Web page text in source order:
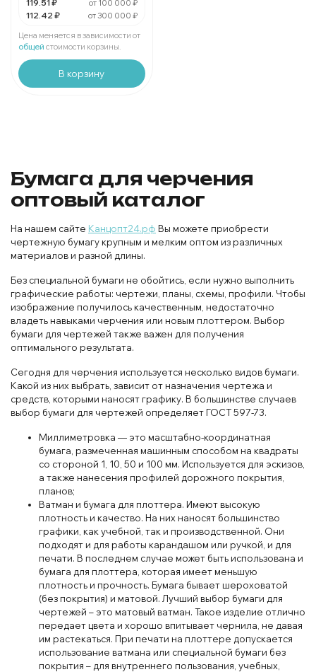
За 1 набор:
112.42 ₽
В упаковке 1 шт:
119.51 ₽ от 100 000 ₽
112.42 ₽
от 300 000 ₽
Цена меняется в зависимости от
общей стоимости корзины.
В корзину
Бумага для черчения
оптовый каталог
На нашем сайте Канцопт24.рф Вы можете приобрести
чертежную бумагу крупным и мелким оптом из различных
материалов и разной длины.
Без специальной бумаги не обойтись, если нужно выполнить
графические работы: чертежи, планы, схемы, профили. Чтобы
изображение получилось качественным, недостаточно
владеть навыками черчения или новым плоттером. Выбор
бумаги для чертежей также важен для получения
оптимального результата.
Сегодня для черчения используется несколько видов бумаги.
Какой из них выбрать, зависит от назначения чертежа и
средств, которыми наносят графику. В большинстве случаев
выбор бумаги для чертежей определяет ГОСТ 597-73.
Миллиметровка — это масштабно-координатная
бумага, размеченная машинным способом на квадраты
со стороной 1, 10, 50 и 100 мм. Используется для эскизов,
а также нанесения профилей дорожного покрытия,
планов;
Ватман и бумага для плоттера. Имеют высокую
плотность и качество. На них наносят большинство
графики, как учебной, так и производственной. Они
подходят и для работы карандашом или ручкой, и для
печати. В последнем случае может быть использована и
бумага для плоттера, которая имеет меньшую
плотность и прочность. Бумага бывает шероховатой
(без покрытия) и матовой. Лучший выбор бумаги для
чертежей – это матовый ватман. Такое изделие отлично
передает цвета и хорошо впитывает чернила, не давая
им растекаться. При печати на плоттере допускается
использование ватмана или специальной бумаги без
покрытия – для внутреннего пользования, учебных,